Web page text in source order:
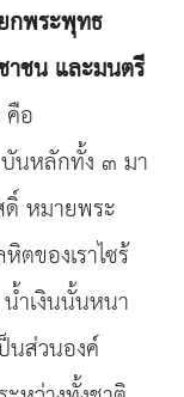
กพระพุทธ
าชนและมนตรี
อ
บันหลักทั้ง ๓ มา
ดิ์ หมายพระ
ตของเราไซร้
ำเงินนั้นหนา
นส่วนองค์